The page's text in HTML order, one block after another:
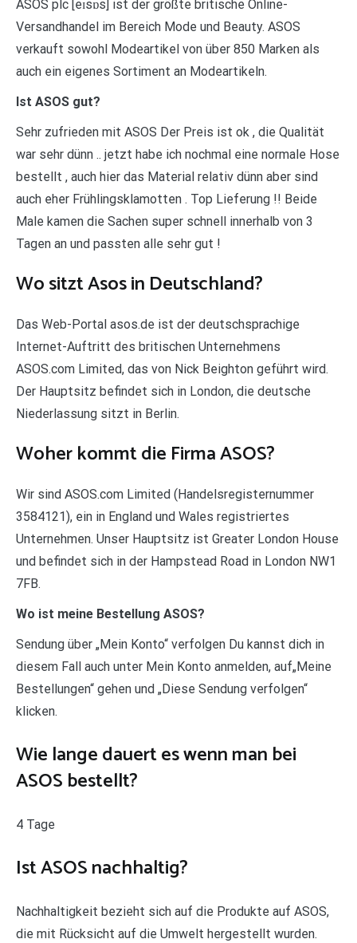
ASOS plc [eɪsɒs] ist der größte britische Online-
Versandhandel im Bereich Mode und Beauty. ASOS
verkauft sowohl Modeartikel von über 850 Marken als
auch ein eigenes Sortiment an Modeartikeln.
Ist ASOS gut?
Sehr zufrieden mit ASOS Der Preis ist ok , die Qualität
war sehr dünn .. jetzt habe ich nochmal eine normale Hose
bestellt , auch hier das Material relativ dünn aber sind
auch eher Frühlingsklamotten . Top Lieferung !! Beide
Male kamen die Sachen super schnell innerhalb von 3
Tagen an und passten alle sehr gut !
Wo sitzt Asos in Deutschland?
Das Web-Portal asos.de ist der deutschsprachige
Internet-Auftritt des britischen Unternehmens
ASOS.com Limited, das von Nick Beighton geführt wird.
Der Hauptsitz befindet sich in London, die deutsche
Niederlassung sitzt in Berlin.
Woher kommt die Firma ASOS?
Wir sind ASOS.com Limited (Handelsregisternummer
3584121), ein in England und Wales registriertes
Unternehmen. Unser Hauptsitz ist Greater London House
und befindet sich in der Hampstead Road in London NW1
7FB.
Wo ist meine Bestellung ASOS?
Sendung über „Mein Konto“ verfolgen Du kannst dich in
diesem Fall auch unter Mein Konto anmelden, auf„Meine
Bestellungen“ gehen und „Diese Sendung verfolgen“
klicken.
Wie lange dauert es wenn man bei
ASOS bestellt?
4 Tage
Ist ASOS nachhaltig?
Nachhaltigkeit bezieht sich auf die Produkte auf ASOS,
die mit Rücksicht auf die Umwelt hergestellt wurden.